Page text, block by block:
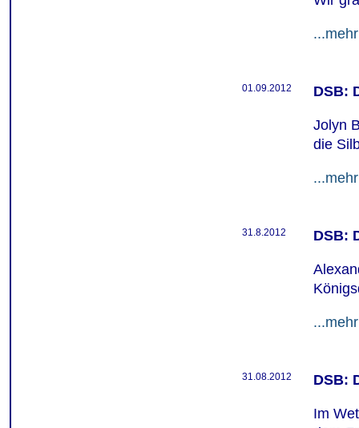
...mehr
01.09.2012 DSB:
Jolyn
die
...mehr
31.8.2012 DSB:
...mehr
31.08.2012 DSB:
Im